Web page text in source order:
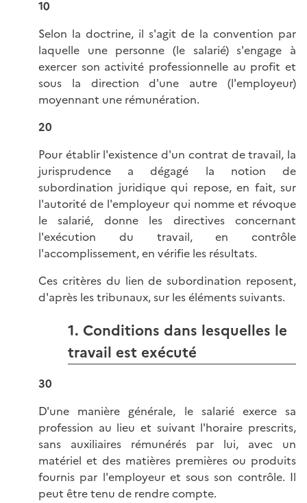
10
Selon la doctrine, il s'agit de la convention par
laquelle une personne (le salarié) s'engage à
exercer son activité professionnelle au profit et
sous la direction d'une autre (l'employeur)
moyennant une rémunération.
20
Pour établir l'existence d'un contrat de travail, la
jurisprudence a dégagé la notion de
subordination juridique qui repose, en fait, sur
l'autorité de l'employeur qui nomme et révoque
le salarié, donne les directives concernant
l'exécution du travail, en contrôle
l'accomplissement, en vérifie les résultats.
Ces critères du lien de subordination reposent,
d'après les tribunaux, sur les éléments suivants.
1. Conditions dans lesquelles le
travail est exécuté
30
D'une manière générale, le salarié exerce sa
profession au lieu et suivant l'horaire prescrits,
sans auxiliaires rémunérés par lui, avec un
matériel et des matières premières ou produits
fournis par l'employeur et sous son contrôle. Il
peut être tenu de rendre compte.